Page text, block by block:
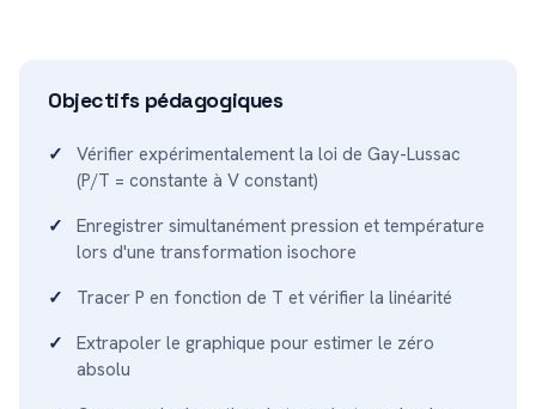
Objectifs pédagogiques
Vérifier expérimentalement la loi de Gay-Lussac
(P/T = constante à V constant)
Enregistrer simultanément pression et température
lors d'une transformation isochore
Tracer P en fonction de T et vérifier la linéarité
Extrapoler le graphique pour estimer le zéro
absolu